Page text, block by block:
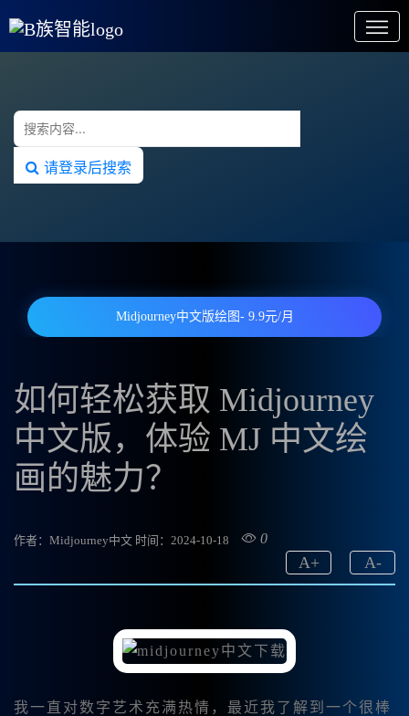
请登录后搜索
Midjourney中文版绘图- 9.9元/月
如何轻松获取 Midjourney
中文版，体验 MJ 中文绘
画的魅力？
作者：Midjourney中文 时间：2024-10-18 0
A-
A+
我一直对数字艺术充满热情，最近我了解到一个很棒